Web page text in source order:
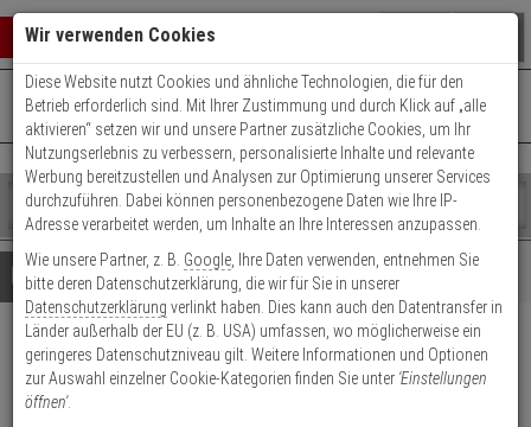
Warenkorb schließen
0 ARTIKEL IM WARENKORB
Ihr Warenkorb ist momentan leer.
Ergebnisse ()
Fertig
Shop
durchsuchen
Bitte
geben
Sie
mindestens
Zeichen
ein,
um
Es
wurde
noch
Kategorien
Suche
gestartet
+49 (0)821 899 493-0Mo. - Do.: 8:00 - 16:30 | Fr.: 8:00 - 14:00 Uhr
Kontaktservice nutzen
Details Beratung Beliebte 4K Ultra HD Artikel
HIKVision iDS-2CD7A86G0-
IZHSY(2.8-12mm)(C) IP-Cam
Wir verwenden Cookies
Diese Website nutzt Cookies und ähnliche Technologien, die für den
Betrieb erforderlich sind. Mit Ihrer Zustimmung und durch Klick auf „alle
aktivieren“ setzen wir und unsere Partner zusätzliche Cookies, um Ihr
Nutzungserlebnis zu verbessern, personalisierte Inhalte und relevante
Werbung bereitzustellen und Analysen zur Optimierung unserer Services
durchzuführen. Dabei können personenbezogene Daten wie Ihre IP-
Adresse verarbeitet werden, um Inhalte an Ihre Interessen anzupassen.
Wie unsere Partner, z. B. Google , Ihre Daten verwenden, entnehmen Sie
bitte deren Datenschutzerklärung, die wir für Sie in unserer
Datenschutzerklärung verlinkt haben. Dies kann auch den Datentransfer in
Länder außerhalb der EU (z. B. USA) umfassen, wo möglicherweise ein
geringeres Datenschutzniveau gilt. Weitere Informationen und Optionen
zur Auswahl einzelner Cookie-Kategorien finden Sie unter 'Einstellungen
öffnen'.